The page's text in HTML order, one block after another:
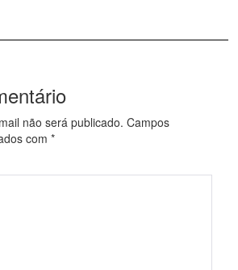
não será publicado. Campos
com *